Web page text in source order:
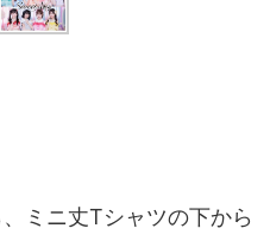
ミニ丈Tシャツの下から